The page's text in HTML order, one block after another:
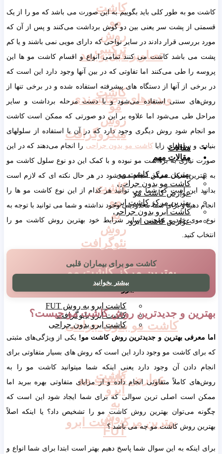
تصاویر قبل و بعد
ویدیوهای رضایتمندی
مقالات
مقالات مهم
بهترین مرکز کاشت مو
کاشت مو بدون جراحی
عوارض کاشت مو
بهترین مرکز کاشت ابرو
کاشت ابرو بدون جراحی
عوارض کاشت ابرو
بهترین مرکز کاشت مو
کاشت مو بدون جراحی
عوارض کاشت مو
بهترین مرکز اشت ابرو
کاشت
مو
روش
ترکیبی
کاشت
مو
روش
میکروگرافت
کاشت
مو
به
روش
نئوگرافت
کاشت
کاشت ابرو به روش FUT
کاشت ابرو بایوگرافت
کاشت ابرو بدون جراحی
کاشت
ابرو
به
روش
FUT
کاشت مو به طور کلی باید بگوییم به این صورت می باشد که مو را از یک
قسمتی از پشت سر یعنی بین دو گوش برداشت می‌کنند و پس از آن که
مورد بررسی قرار دادند در سایر نواحی که دارای مویی نمی باشند و یا کم
پشت می باشد کاشت می کنند تمامی انواع و اقسام کاشت مو ها این
پروسه را طی می‌کنند اما تفاوتی که در بین آنها وجود دارد این است که
در برخی از آنها از دستگاه های پیشرفته استفاده شده و در برخی تنها از
روش‌های سنتی استفاده می‌شود و با دست مرحله برداشت و سایر
مراحل طی می‌شود اما علاوه بر این دو صورتی که ممکن است کاشت
مو انجام شود روش دیگری وجود دارد که در آن با استفاده از سلولهای
بنیادی و سلولهای زایاکاشت مو بدون جراحی را انجام می‌دهند که در این
صورت نیازی به برداشت مو نبوده و با کمک این دو نوع سلول کاشت مو
به بهترین شکل ممکن انجام می شود در هر حال نکته ای که لازم است
بدانید این است که شما می توانید هر کدام از این نوع کاشت مو ها را
انجام دهید و برای شما محدودیتی وجود نداشته و شما می توانید با توجه به
نوع موی خود و همچنین سایر شرایط خود بهترین روش کاشت مو را
انتخاب کنید.
کاشت مو برای بیماران قلبی
بیشتر بخوانید
بهترین و جدیدترین روش کاشت مو چیست؟
اما معرفی بهترین و جدیدترین روش کاشت مو! یکی از ویژگی‌های مثبتی
که برای کاشت مو وجود دارد این است که روش های بسیار متفاوتی برای
انجام دادن آن وجود دارد یعنی اینکه شما میتوانید کاشت مو را به
روش‌های کاملاً متفاوتی انجام داده و از مزایای متفاوتی بهره ببرید اما
ممکن است اصلی ترین سوالی که برای شما ایجاد شود این است که
چگونه می‌توان بهترین روش کاشت مو را تشخیص داد؟ یا اینکه اصلاً
بهترین روش کاشت مو چه می باشد ؟
برای اینکه به این سوال شما پاسخ دهیم بهتر است ابتدا برای شما انواع و